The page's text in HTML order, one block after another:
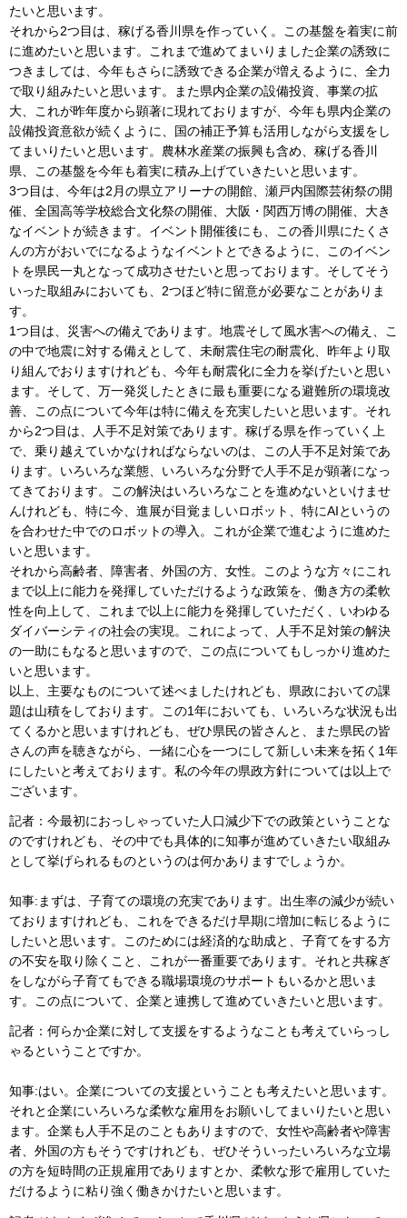
たいと思います。
それから2つ目は、稼げる香川県を作っていく。この基盤を着実に前
に進めたいと思います。これまで進めてまいりました企業の誘致に
つきましては、今年もさらに誘致できる企業が増えるように、全力
で取り組みたいと思います。また県内企業の設備投資、事業の拡
大、これが昨年度から顕著に現れておりますが、今年も県内企業の
設備投資意欲が続くように、国の補正予算も活用しながら支援をし
てまいりたいと思います。農林水産業の振興も含め、稼げる香川
県、この基盤を今年も着実に積み上げていきたいと思います。
3つ目は、今年は2月の県立アリーナの開館、瀬戸内国際芸術祭の開
催、全国高等学校総合文化祭の開催、大阪・関西万博の開催、大き
なイベントが続きます。イベント開催後にも、この香川県にたくさ
んの方がおいでになるようなイベントとできるように、このイベン
トを県民一丸となって成功させたいと思っております。そしてそう
いった取組みにおいても、2つほど特に留意が必要なことがありま
す。
1つ目は、災害への備えであります。地震そして風水害への備え、こ
の中で地震に対する備えとして、未耐震住宅の耐震化、昨年より取
り組んでおりますけれども、今年も耐震化に全力を挙げたいと思い
ます。そして、万一発災したときに最も重要になる避難所の環境改
善、この点について今年は特に備えを充実したいと思います。それ
から2つ目は、人手不足対策であります。稼げる県を作っていく上
で、乗り越えていかなければならないのは、この人手不足対策であ
ります。いろいろな業態、いろいろな分野で人手不足が顕著になっ
てきております。この解決はいろいろなことを進めないといけませ
んけれども、特に今、進展が目覚ましいロボット、特にAIというの
を合わせた中でのロボットの導入。これが企業で進むように進めた
いと思います。
それから高齢者、障害者、外国の方、女性。このような方々にこれ
まで以上に能力を発揮していただけるような政策を、働き方の柔軟
性を向上して、これまで以上に能力を発揮していただく、いわゆる
ダイバーシティの社会の実現。これによって、人手不足対策の解決
の一助にもなると思いますので、この点についてもしっかり進めた
いと思います。
以上、主要なものについて述べましたけれども、県政においての課
題は山積をしております。この1年においても、いろいろな状況も出
てくるかと思いますけれども、ぜひ県民の皆さんと、また県民の皆
さんの声を聴きながら、一緒に心を一つにして新しい未来を拓く1年
にしたいと考えております。私の今年の県政方針については以上で
ございます。
記者：今最初におっしゃっていた人口減少下での政策ということな
のですけれども、その中でも具体的に知事が進めていきたい取組み
として挙げられるものというのは何かありますでしょうか。
知事:まずは、子育ての環境の充実であります。出生率の減少が続い
ておりますけれども、これをできるだけ早期に増加に転じるように
したいと思います。このためには経済的な助成と、子育てをする方
の不安を取り除くこと、これが一番重要であります。それと共稼ぎ
をしながら子育てもできる職場環境のサポートもいるかと思いま
す。この点について、企業と連携して進めていきたいと思います。
記者：何らか企業に対して支援をするようなことも考えていらっし
ゃるということですか。
知事:はい。企業についての支援ということも考えたいと思います。
それと企業にいろいろな柔軟な雇用をお願いしてまいりたいと思い
ます。企業も人手不足のこともありますので、女性や高齢者や障害
者、外国の方もそうですけれども、ぜひそういったいろいろな立場
の方を短時間の正規雇用でありますとか、柔軟な形で雇用していた
だけるように粘り強く働きかけたいと思います。